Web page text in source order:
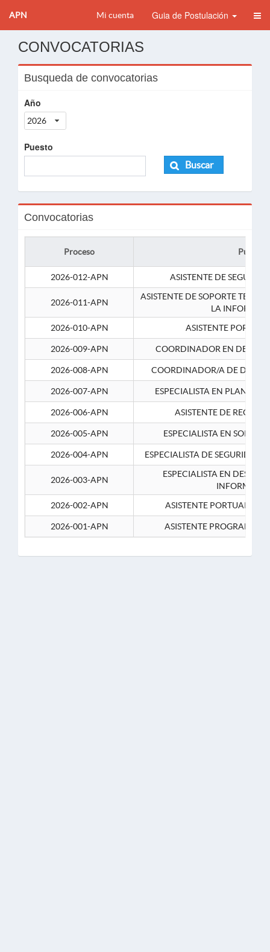
APN Mi cuenta Guia de Postulación
CONVOCATORIAS
Busqueda de convocatorias
Año
2026
Puesto
Buscar
Convocatorias
Proceso Puesto
2026-012-APN ASISTENTE DE
2026-011-APN
ASISTENTE DE SOPORTE
LA
2026-010-APN
ASISTENTE
2026-009-APN COORDINADOR EN
2026-008-APN COORDINADOR/A DE
2026-007-APN ESPECIALISTA EN
2026-006-APN ASISTENTE DE
2026-005-APN ESPECIALISTA EN
2026-004-APN ESPECIALISTA DE SEGURIDAD
2026-003-APN
ESPECIALISTA EN
2026-002-APN
ASISTENTE PORTUARIO 2-
2026-001-APN ASISTENTE